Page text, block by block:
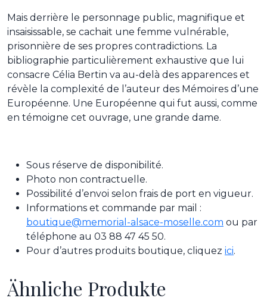
Mais derrière le personnage public, magnifique et
insaisissable, se cachait une femme vulnérable,
prisonnière de ses propres contradictions. La
bibliographie particulièrement exhaustive que lui
consacre Célia Bertin va au-delà des apparences et
révèle la complexité de l’auteur des Mémoires d’une
Européenne. Une Européenne qui fut aussi, comme
en témoigne cet ouvrage, une grande dame.
Sous réserve de disponibilité.
Photo non contractuelle.
Possibilité d’envoi selon frais de port en vigueur.
Informations et commande par mail :
boutique@memorial-alsace-moselle.com ou par
téléphone au 03 88 47 45 50.
Pour d’autres produits boutique, cliquez ici.
Ähnliche Produkte